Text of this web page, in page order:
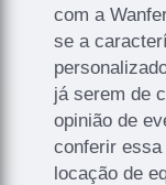
com a
se a
já serem de
opinião de
conferir
locação de